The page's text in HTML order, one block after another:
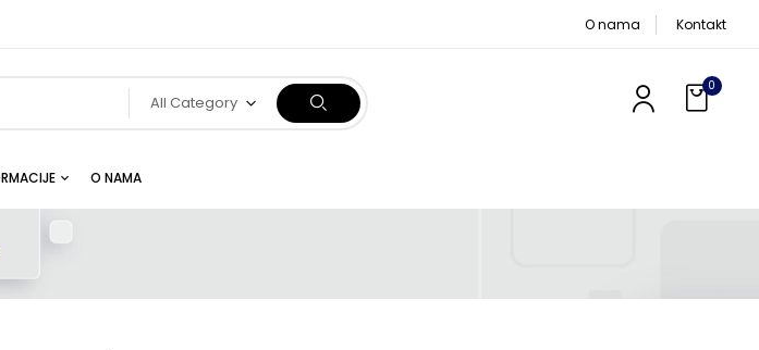
O nama Kontakt
All Category
0
O NAMA